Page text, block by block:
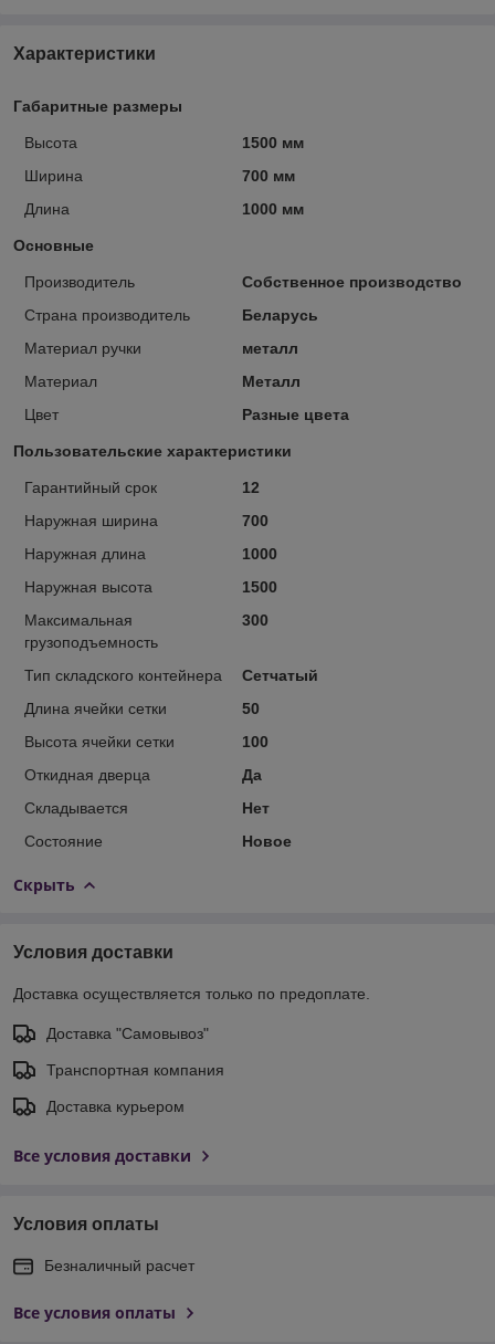
Характеристики
Габаритные размеры
Высота
1500 мм
Ширина
700 мм
Длина
1000 мм
Основные
Производитель
Собственное производство
Страна производитель
Беларусь
Материал ручки
металл
Материал
Металл
Цвет
Разные цвета
Пользовательские характеристики
Гарантийный срок
12
Наружная ширина
700
Наружная длина
1000
Наружная высота
1500
Максимальная
грузоподъемность
300
Тип складского контейнера
Сетчатый
Длина ячейки сетки
50
Высота ячейки сетки
100
Откидная дверца
Да
Складывается
Нет
Состояние
Новое
Скрыть
Условия доставки
Доставка осуществляется только по предоплате.
Доставка "Самовывоз"
Транспортная компания
Доставка курьером
Все условия доставки
Условия оплаты
Безналичный расчет
Все условия оплаты